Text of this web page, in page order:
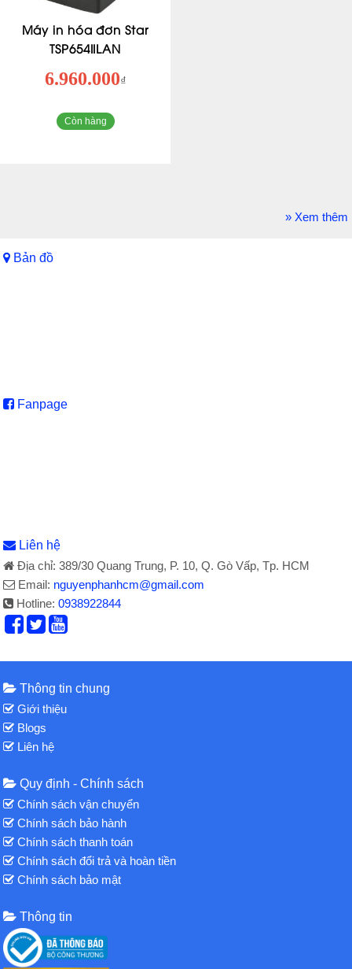
Máy in hóa đơn Star
TSP654IILAN
6.960.000₫
Còn hàng
» Xem thêm
Bản đồ
Fanpage
Liên hệ
Địa chỉ: 389/30 Quang Trung, P. 10, Q. Gò Vấp, Tp. HCM
Email: nguyenphanhcm@gmail.com
Hotline:0938922844
Thông tin chung
Giới thiệu
Blogs
Liên hệ
Quy định - Chính sách
Chính sách vận chuyển
Chính sách bảo hành
Chính sách thanh toán
Chính sách đổi trả và hoàn tiền
Chính sách bảo mật
Thông tin